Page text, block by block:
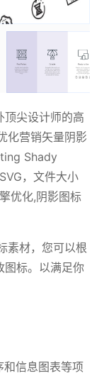
顶尖设计师的高
化营销矢量阴影
Shady
，文件大小
优化,阴影图标
素材，您可以根
图标。以满足你
和信息图表等项